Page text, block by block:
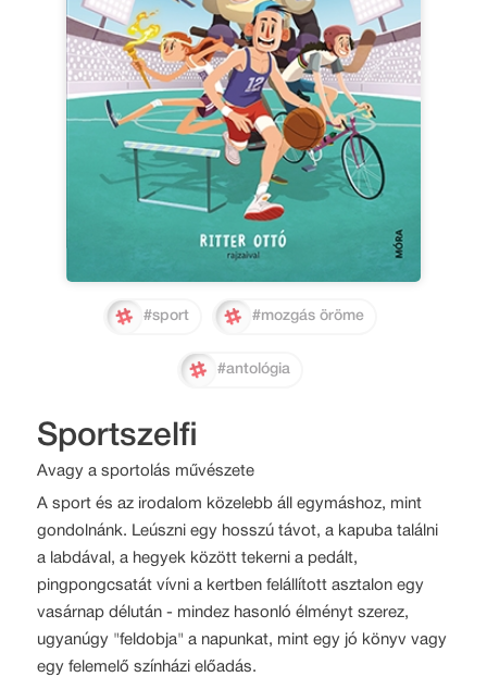
#sport #mozgás öröme
#antológia
Sportszelfi
Avagy a sportolás művészete
A sport és az irodalom közelebb áll egymáshoz, mint
gondolnánk. Leúszni egy hosszú távot, a kapuba találni
a labdával, a hegyek között tekerni a pedált,
pingpongcsatát vívni a kertben felállított asztalon egy
vasárnap délután - mindez hasonló élményt szerez,
ugyanúgy "feldobja" a napunkat, mint egy jó könyv vagy
egy felemelő színházi előadás.